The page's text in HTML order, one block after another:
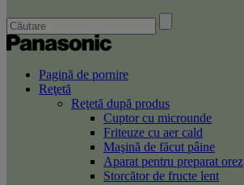
Pagină de pornire
Reţetă
Reţetă după produs
Cuptor cu microunde
Friteuze cu aer cald
Maşină de făcut pâine
Aparat pentru preparat orez
Storcător de fructe lent